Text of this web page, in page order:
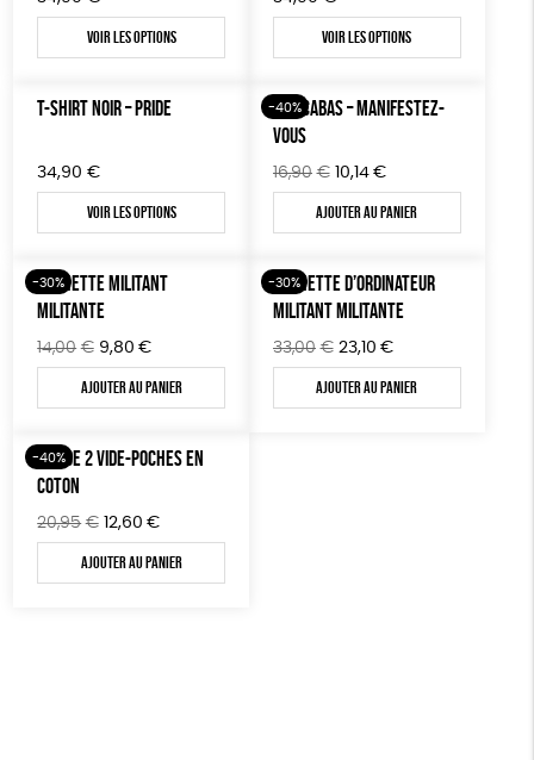
BIJOUX
TOUT
Fabrication artisanale Oeko-Tex
Voir les options Voir les options
T-SHIRT NOIR – PRIDE
34,90 €
Voir les options
-40%
SAC CABAS – MANIFESTEZ-
VOUS
16,90 € Le
prix
initial
16,90€.
10,14 €Le
prix
actuel
10,14€.
Ajouter au panier
-30%
POCHETTE MILITANT
MILITANTE
14,00 € Le
prix
initial
14,00€.
9,80 €Le
prix
actuel
9,80€.
Ajouter au panier
-30%
POCHETTE D’ORDINATEUR
MILITANT MILITANTE
33,00 € Le
prix
initial
23,10 €Le
prix
actuel
Ajouter au panier
-40%
LOT DE 2 VIDE-POCHES EN
COTON
20,95 € Le
prix
initial
12,60 €Le
prix
actuel
Ajouter au panier